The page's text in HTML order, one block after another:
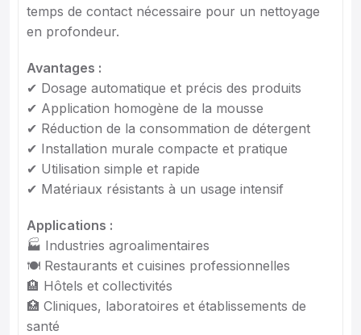
temps de contact nécessaire pour un nettoyage
en profondeur.
Avantages :
✔ Dosage automatique et précis des produits
✔ Application homogène de la mousse
✔ Réduction de la consommation de détergent
✔ Installation murale compacte et pratique
✔ Utilisation simple et rapide
✔ Matériaux résistants à un usage intensif
Applications :
🏭 Industries agroalimentaires
🍽 Restaurants et cuisines professionnelles
🏨 Hôtels et collectivités
🏥 Cliniques, laboratoires et établissements de
santé